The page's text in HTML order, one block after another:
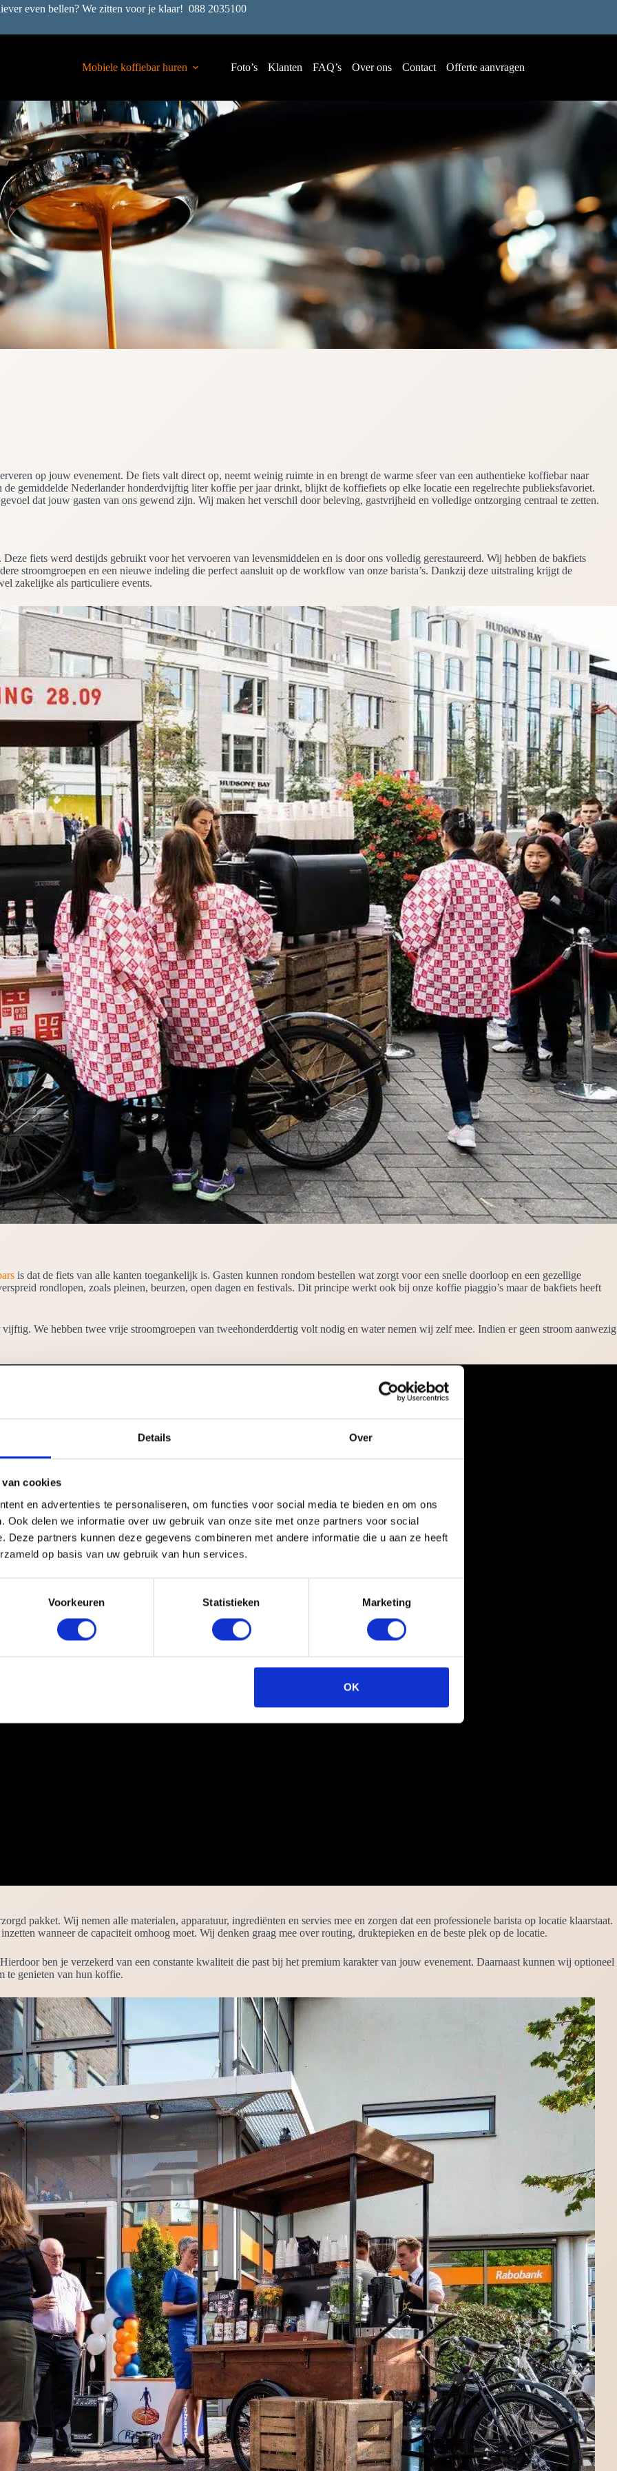
Details Over
van cookies
en advertenties te personaliseren, om functies voor social media te bieden en om ons
Ook delen we informatie over uw gebruik van onze site met onze partners voor social
Deze partners kunnen deze gegevens combineren met andere informatie die u aan ze heeft
op basis van uw gebruik van hun services.
Voorkeuren Statistieken Marketing
OK
even bellen? We zitten voor je klaar! 088 2035100
Mobiele koffiebar huren Foto’s Klanten FAQ’s Over ons Contact Offerte aanvragen
op jouw evenement. De fiets valt direct op, neemt weinig ruimte in en brengt de warme sfeer van een authentieke koffiebar naar
gemiddelde Nederlander honderdvijftig liter koffie per jaar drinkt, blijkt de koffiefiets op elke locatie een regelrechte publieksfavoriet.
dat jouw gasten van ons gewend zijn. Wij maken het verschil door beleving, gastvrijheid en volledige ontzorging centraal te zetten.
fiets werd destijds gebruikt voor het vervoeren van levensmiddelen en is door ons volledig gerestaureerd. Wij hebben de bakfiets
stroomgroepen en een nieuwe indeling die perfect aansluit op de workflow van onze barista’s. Dankzij deze uitstraling krijgt de
zakelijke als particuliere events.
is dat de fiets van alle kanten toegankelijk is. Gasten kunnen rondom bestellen wat zorgt voor een snelle doorloop en een gezellige
rondlopen, zoals pleinen, beurzen, open dagen en festivals. Dit principe werkt ook bij onze koffie piaggio’s maar de bakfiets heeft
We hebben twee vrije stroomgroepen van tweehonderddertig volt nodig en water nemen wij zelf mee. Indien er geen stroom aanwezig
pakket. Wij nemen alle materialen, apparatuur, ingrediënten en servies mee en zorgen dat een professionele barista op locatie klaarstaat.
wanneer de capaciteit omhoog moet. Wij denken graag mee over routing, druktepieken en de beste plek op de locatie.
ben je verzekerd van een constante kwaliteit die past bij het premium karakter van jouw evenement. Daarnaast kunnen wij optioneel
te genieten van hun koffie.